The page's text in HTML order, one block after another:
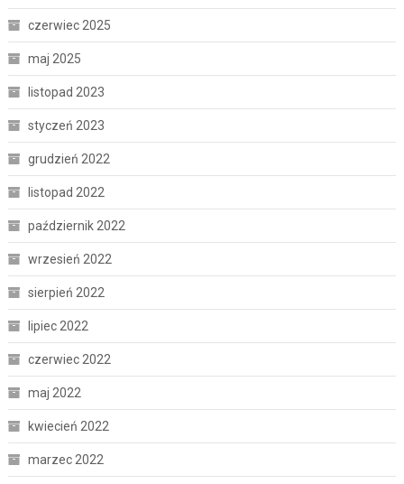
czerwiec 2025
maj 2025
listopad 2023
styczeń 2023
grudzień 2022
listopad 2022
październik 2022
wrzesień 2022
sierpień 2022
lipiec 2022
czerwiec 2022
maj 2022
kwiecień 2022
marzec 2022